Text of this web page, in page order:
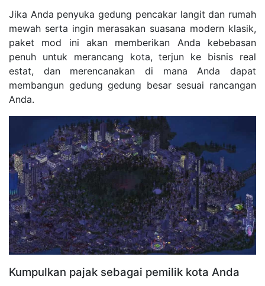
Jika Anda penyuka gedung pencakar langit dan rumah
mewah serta ingin merasakan suasana modern klasik,
paket mod ini akan memberikan Anda kebebasan
penuh untuk merancang kota, terjun ke bisnis real
estat, dan merencanakan di mana Anda dapat
membangun gedung gedung besar sesuai rancangan
Anda.
Kumpulkan pajak sebagai pemilik kota Anda